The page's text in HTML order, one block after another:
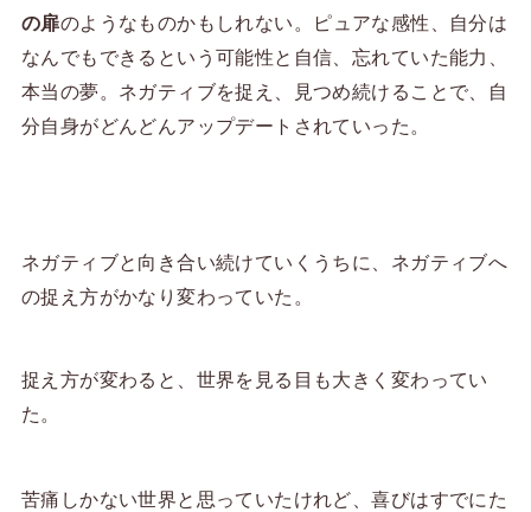
の扉のようなものかもしれない。ピュアな感性、自分は
なんでもできるという可能性と自信、忘れていた能力、
本当の夢。ネガティブを捉え、見つめ続けることで、自
分自身がどんどんアップデートされていった。
ネガティブと向き合い続けていくうちに、ネガティブへ
の捉え方がかなり変わっていた。
捉え方が変わると、世界を見る目も大きく変わってい
た。
苦痛しかない世界と思っていたけれど、喜びはすでにた